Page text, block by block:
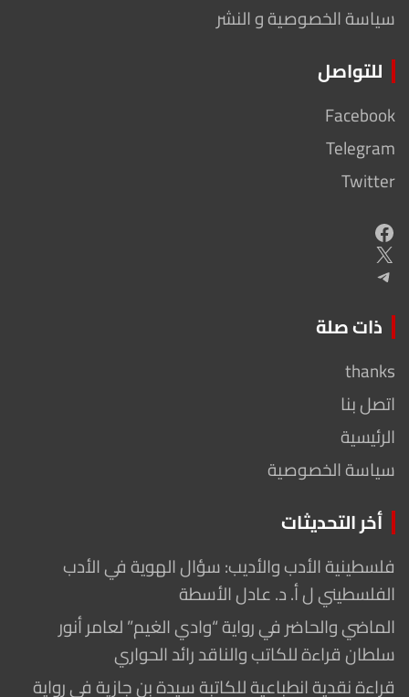
سياسة الخصوصية و النشر
للتواصل
Facebook
Telegram
Twitter
Facebook
X
Telegram
ذات صلة
thanks
اتصل بنا
الرئيسية
سياسة الخصوصية
أخر التحديثات
فلسطينية الأدب والأديب: سؤال الهوية في الأدب
الفلسطيني ل أ. د. عادل الأسطة
الماضي والحاضر في رواية “وادي الغيم” لعامر أنور
سلطان قراءة للكاتب والناقد رائد الحواري
قراءة نقدية انطباعية للكاتبة سيدة بن جازية في رواية